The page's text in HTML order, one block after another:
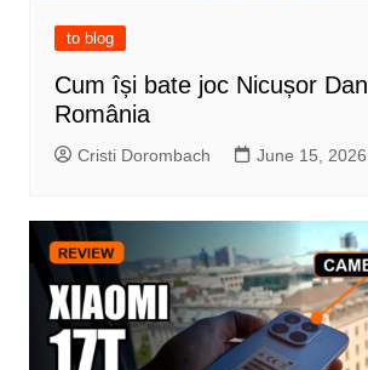
to blog
Cum își bate joc Nicușor
România
Cristi Dorombach June 15, 2026